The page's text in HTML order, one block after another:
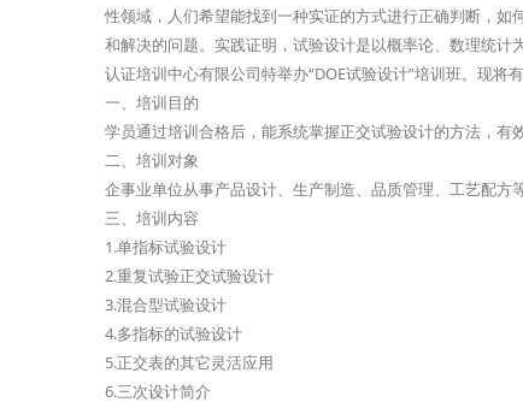
性领域，人们希望能找到一种实证的方式进行正确判断，
和解决的问题。实践证明，试验设计是以概率论、数理统
认证培训中心有限公司特举办“DOE试验设计”培训班。现将
一、培训目的
学员通过培训合格后，能系统掌握正交试验设计的方法，有
二、培训对象
企事业单位从事产品设计、生产制造、品质管理、工艺配方
三、培训内容
1.单指标试验设计
2.重复试验正交试验设计
3.混合型试验设计
4.多指标的试验设计
5.正交表的其它灵活应用
6.三次设计简介